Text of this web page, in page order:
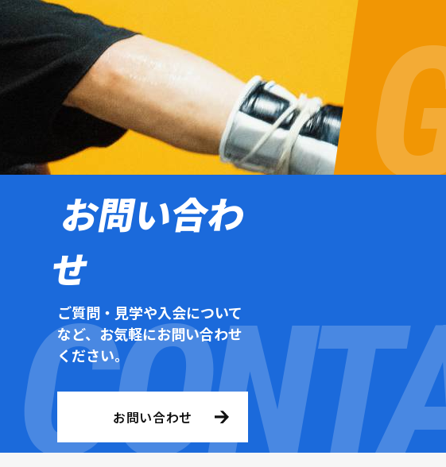
お問い合わ
せ
ご質問・見学や入会について
など、お気軽にお問い合わせ
ください。
お問い合わせ